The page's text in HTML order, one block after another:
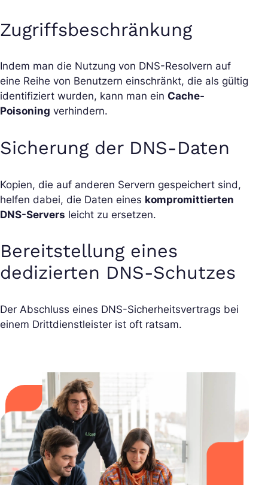
Zugriffsbeschränkung
Indem man die Nutzung von DNS-Resolvern auf
eine Reihe von Benutzern einschränkt, die als gültig
identifiziert wurden, kann man ein Cache-
Poisoning verhindern.
Sicherung der DNS-Daten
Kopien, die auf anderen Servern gespeichert sind,
helfen dabei, die Daten eines kompromittierten
DNS-Servers leicht zu ersetzen.
Bereitstellung eines
dedizierten DNS-Schutzes
Der Abschluss eines DNS-Sicherheitsvertrags bei
einem Drittdienstleister ist oft ratsam.